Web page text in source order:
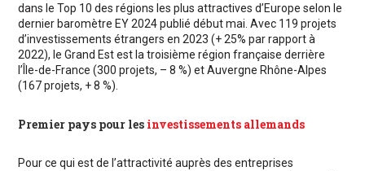
dans le Top 10 des régions les plus attractives d’Europe selon le
dernier baromètre EY 2024 publié début mai. Avec 119 projets
d’investissements étrangers en 2023 (+ 25% par rapport à
2022), le Grand Est est la troisième région française derrière
l’Île-de-France (300 projets, – 8 %) et Auvergne Rhône-Alpes
(167 projets, + 8 %).
Premier pays pour lesinvestissements allemands
Pour ce qui est de l’attractivité auprès des entreprises